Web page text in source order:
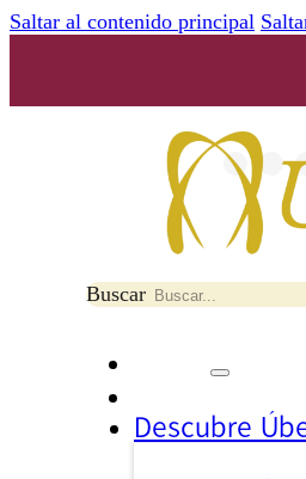
Saltar al contenido principal
Buscar
Descubre